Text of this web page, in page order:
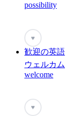
possibility
♥
歓迎の英語
ウェルカム
welcome
♥